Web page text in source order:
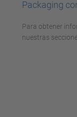
Packaging
Para obtener
nuestras